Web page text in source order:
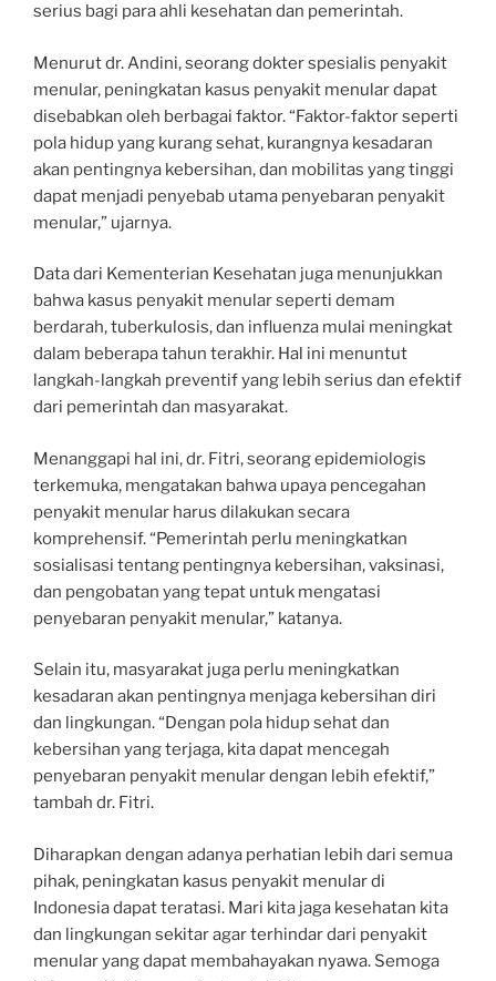
serius bagi para ahli kesehatan dan pemerintah.
Menurut dr. Andini, seorang dokter spesialis penyakit
menular, peningkatan kasus penyakit menular dapat
disebabkan oleh berbagai faktor. “Faktor-faktor seperti
pola hidup yang kurang sehat, kurangnya kesadaran
akan pentingnya kebersihan, dan mobilitas yang tinggi
dapat menjadi penyebab utama penyebaran penyakit
menular,” ujarnya.
Data dari Kementerian Kesehatan juga menunjukkan
bahwa kasus penyakit menular seperti demam
berdarah, tuberkulosis, dan influenza mulai meningkat
dalam beberapa tahun terakhir. Hal ini menuntut
langkah-langkah preventif yang lebih serius dan efektif
dari pemerintah dan masyarakat.
Menanggapi hal ini, dr. Fitri, seorang epidemiologis
terkemuka, mengatakan bahwa upaya pencegahan
penyakit menular harus dilakukan secara
komprehensif. “Pemerintah perlu meningkatkan
sosialisasi tentang pentingnya kebersihan, vaksinasi,
dan pengobatan yang tepat untuk mengatasi
penyebaran penyakit menular,” katanya.
Selain itu, masyarakat juga perlu meningkatkan
kesadaran akan pentingnya menjaga kebersihan diri
dan lingkungan. “Dengan pola hidup sehat dan
kebersihan yang terjaga, kita dapat mencegah
penyebaran penyakit menular dengan lebih efektif,”
tambah dr. Fitri.
Diharapkan dengan adanya perhatian lebih dari semua
pihak, peningkatan kasus penyakit menular di
Indonesia dapat teratasi. Mari kita jaga kesehatan kita
dan lingkungan sekitar agar terhindar dari penyakit
menular yang dapat membahayakan nyawa. Semoga